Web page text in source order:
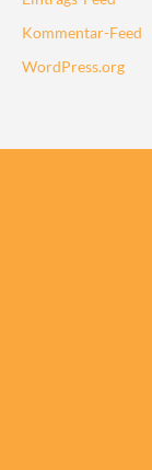
Kommentar-Feed
WordPress.org